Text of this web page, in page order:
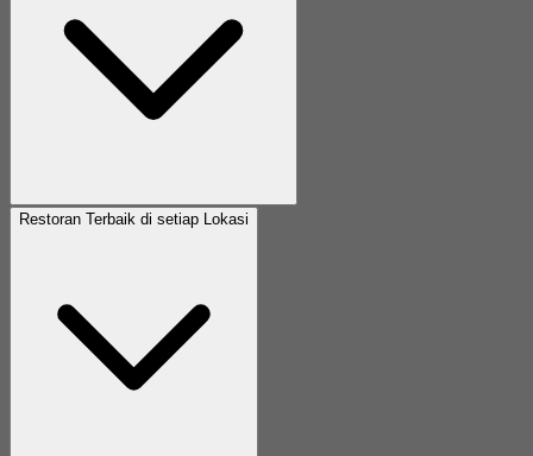
Restoran Terbaik di setiap Lokasi